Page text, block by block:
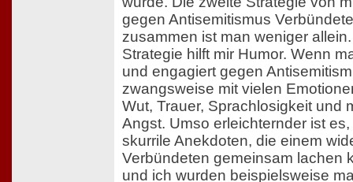
gegen Antisemitismus
zusammen ist man weniger
Strategie hilft mir Humor. Wenn
und engagiert gegen
zwangsweise mit vielen
Wut, Trauer, Sprachlosigkeit und
Angst. Umso erleichternder ist
skurrile Anekdoten, die einem
Verbündeten gemeinsam lachen
und ich wurden beispielsweise